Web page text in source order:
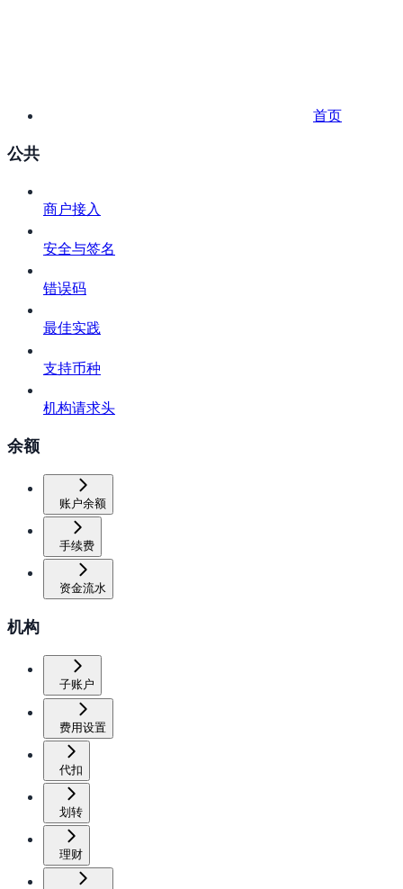
首页
公共
商户接入
安全与签名
错误码
最佳实践
支持币种
机构请求头
余额
账户余额
手续费
资金流水
机构
子账户
费用设置
代扣
划转
理财